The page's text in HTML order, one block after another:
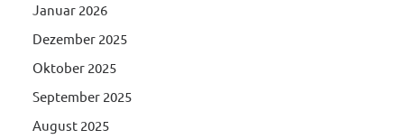
Januar 2026
Dezember 2025
Oktober 2025
September 2025
August 2025